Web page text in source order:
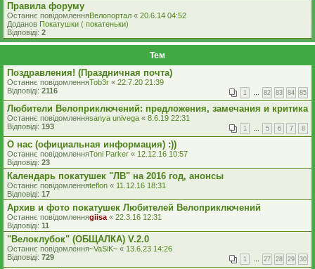
Правила форуму
Останнє повідомленняВелопортал « 20.6.14 04:52
Доданов Покатушки ( покатеньки)
Відповіді: 2
Тем
Поздравления! (Праздничная почта)
Останнє повідомленняTob3r « 22.7.20 21:39
Відповіді: 2116 1 … 82 83 84 85
Любители Велоприключений: предложения, замечания и критика
Останнє повідомленняsanya univega « 8.6.19 22:31
Відповіді: 193 1 … 5 6 7 8
О нас (официальная информация) :))
Останнє повідомленняToni Parker « 12.12.16 10:57
Відповіді: 23
Календарь покатушек "ЛВ" на 2016 год, анонсы
Останнє повідомленняteflon « 11.12.16 18:31
Відповіді: 17
Архив и фото покатушек Любителей Велоприключений
Останнє повідомленняgiisa « 22.3.16 12:31
Відповіді: 11
"Велоклубок" (ОБЩАЛКА) V.2.0
Останнє повідомлення~VaSiK~ « 13.6.23 14:26
Відповіді: 729 1 … 27 28 29 30